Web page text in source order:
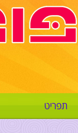
תפריט